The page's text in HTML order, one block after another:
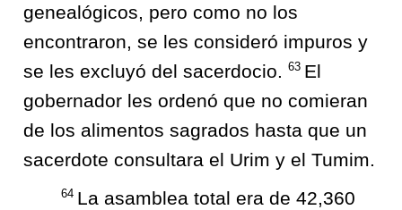
genealógicos, pero como no los
encontraron, se les consideró impuros y
se les excluyó del sacerdocio.
63 El
gobernador les ordenó que no comieran
de los alimentos sagrados hasta que un
sacerdote consultara el Urim y el Tumim.
64 La asamblea total era de 42,360